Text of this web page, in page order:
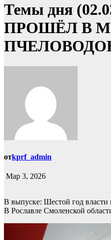
Темы дня
ПРОШЁЛ В
отkprf_admin
Мар 3, 2026
В выпуске: Шестой год власти
В Рославле Смоленской